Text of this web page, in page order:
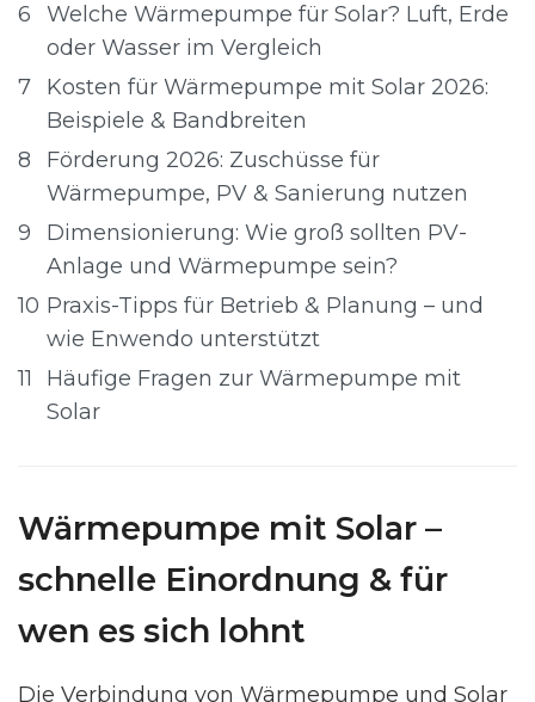
6
Welche Wärmepumpe für Solar? Luft, Erde
oder Wasser im Vergleich
7
Kosten für Wärmepumpe mit Solar 2026:
Beispiele & Bandbreiten
8
Förderung 2026: Zuschüsse für
Wärmepumpe, PV & Sanierung nutzen
9
Dimensionierung: Wie groß sollten PV-
Anlage und Wärmepumpe sein?
10 Praxis-Tipps für Betrieb & Planung – und
wie Enwendo unterstützt
11
Häufige Fragen zur Wärmepumpe mit
Solar
Wärmepumpe mit Solar –
schnelle Einordnung & für
wen es sich lohnt
Die Verbindung von Wärmepumpe und Solar